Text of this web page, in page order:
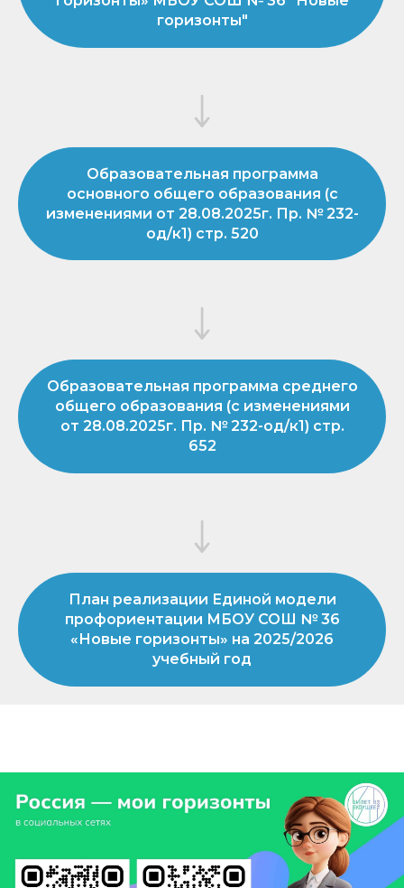
горизонты"
Образовательная программа
основного общего образования (с
изменениями от 28.08.2025г. Пр. № 232-
од/к1) стр. 520
Образовательная программа среднего
общего образования (с изменениями
от 28.08.2025г. Пр. № 232-од/к1) стр.
652
План реализации Единой модели
профориентации МБОУ СОШ № 36
«Новые горизонты» на 2025/2026
учебный год